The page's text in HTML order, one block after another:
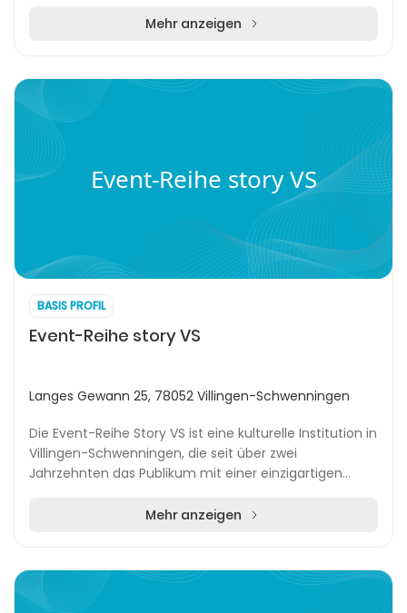
Mehr anzeigen
Event-Reihe story VS
BASIS PROFIL
Event-Reihe story VS
Langes Gewann 25, 78052 Villingen-Schwenningen
Die Event-Reihe Story VS ist eine kulturelle Institution in
Villingen-Schwenningen, die seit über zwei
Jahrzehnten das Publikum mit einer einzigartigen
Mehr anzeigen